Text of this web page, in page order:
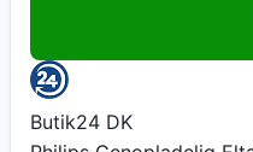
Butik24 DK